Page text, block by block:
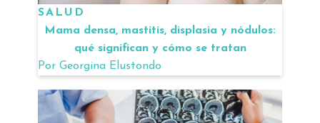
SALUD
Mama densa, mastitis, displasia y nódulos:
qué significan y cómo se tratan
Por Georgina Elustondo